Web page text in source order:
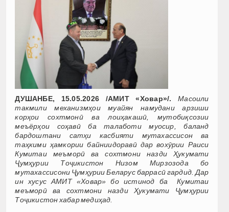
ДУШАНБЕ, 15.05.2026 /АМИТ «Ховар»/.
Масоили
такмили механизмҳои муайян намудани арзиши
корҳои сохтмонӣ ва лоиҳакашӣ, мутобиқсозии
меъёрҳои соҳавӣ ба талаботи муосир, баланд
бардоштани сатҳи касбияти мутахассисон ва
таҳкими ҳамкории байниидоравӣ дар вохӯрии Раиси
Кумитаи меъморӣ ва сохтмони назди Ҳукумати
Ҷумҳурии Тоҷикистон Низом Мирзозода бо
мутахассисони Ҷумҳурии Беларус баррасӣ гардид. Дар
ин хусус АМИТ «Ховар» бо истинод ба Кумитаи
меъморӣ ва сохтмони назди Ҳукумати Ҷумҳурии
Тоҷикистон хабар медиҳад.